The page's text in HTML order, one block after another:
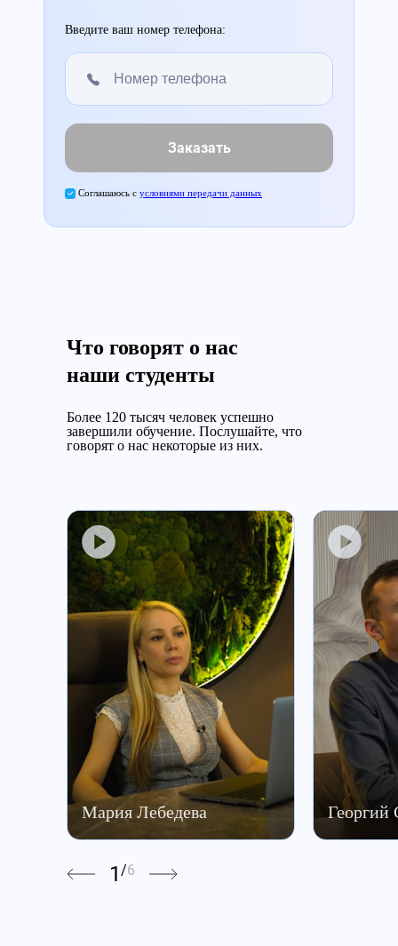
Введите ваш номер телефона:
Заказать
Соглашаюсь с условиями передачи данных
Что говорят о нас
наши студенты
Более 120 тысяч человек успешно
завершили обучение. Послушайте, что
говорят о нас некоторые из них.
Мария Лебедева Георгий
1 /6